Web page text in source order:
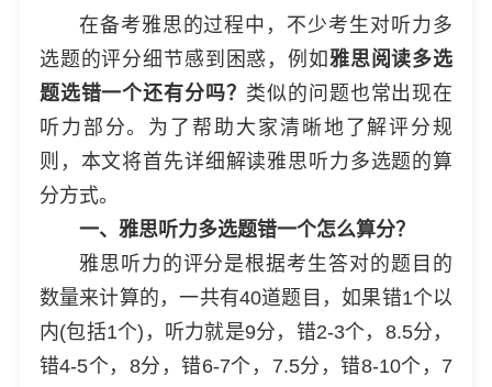
在备考雅思的过程中，不少考生对听力多
选题的评分细节感到困惑，例如雅思阅读多选
题选错一个还有分吗？ 类似的问题也常出现在
听力部分。为了帮助大家清晰地了解评分规
则，本文将首先详细解读雅思听力多选题的算
分方式。
一、雅思听力多选题错一个怎么算分？
雅思听力的评分是根据考生答对的题目的
数量来计算的，一共有40道题目，如果错1个以
内(包括1个)，听力就是9分，错2-3个，8.5分，
错4-5个，8分，错6-7个，7.5分，错8-10个，7